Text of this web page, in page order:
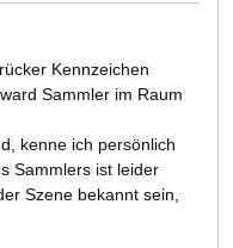
Kennzeichen
Sammler im Raum
kenne ich persönlich
Sammlers ist leider
Szene bekannt sein,